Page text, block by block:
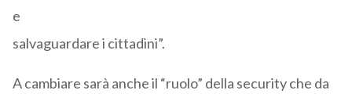
e
salvaguardare i cittadini”.
A cambiare sarà anche il “ruolo” della security che da